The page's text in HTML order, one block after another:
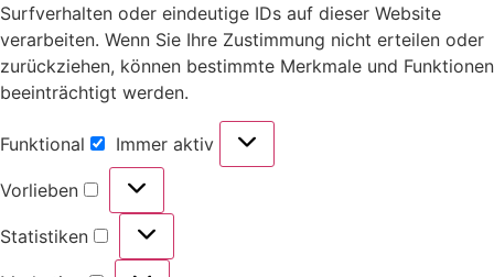
Surfverhalten oder eindeutige IDs auf dieser Website
verarbeiten. Wenn Sie Ihre Zustimmung nicht erteilen oder
zurückziehen, können bestimmte Merkmale und Funktionen
beeinträchtigt werden.
Funktional Funktional
Immer aktiv
Vorlieben
Vorlieben
Statistiken
Statistiken